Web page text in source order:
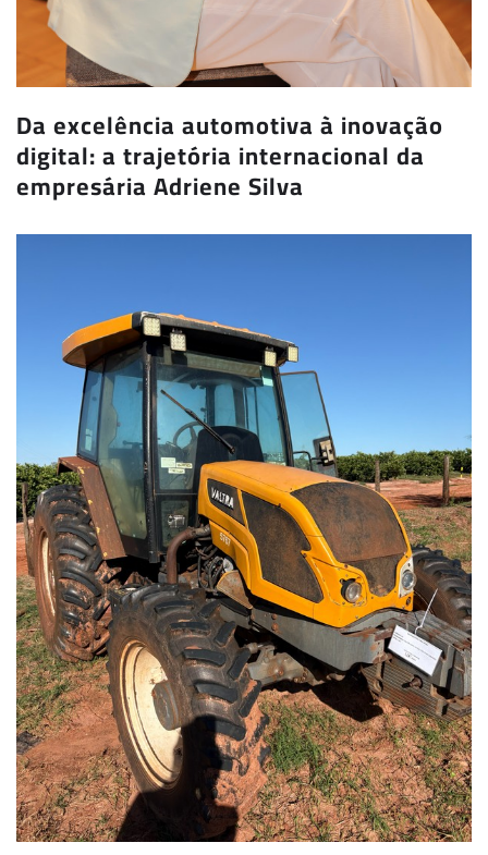
Da excelência automotiva à inovação
digital: a trajetória internacional da
empresária Adriene Silva